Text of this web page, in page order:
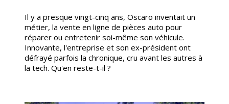
Il y a presque vingt-cinq ans, Oscaro inventait un
métier, la vente en ligne de pièces auto pour
réparer ou entretenir soi-même son véhicule.
Innovante, l'entreprise et son ex-président ont
défrayé parfois la chronique, cru avant les autres à
la tech. Qu'en reste-t-il ?